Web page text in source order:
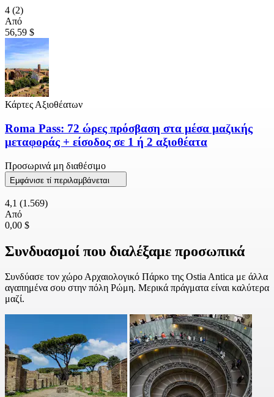
4 (2)
Από
56,59 $
Κάρτες Αξιοθέατων
Roma Pass: 72 ώρες πρόσβαση στα μέσα μαζικής
μεταφοράς + είσοδος σε 1 ή 2 αξιοθέατα
Προσωρινά μη διαθέσιμο
Εμφάνισε τί περιλαμβάνεται
4,1 (1.569)
Από
0,00 $
Συνδυασμοί που διαλέξαμε προσωπικά
Συνδύασε τον χώρο Αρχαιολογικό Πάρκο της Ostia Antica με άλλα
αγαπημένα σου στην πόλη Ρώμη. Μερικά πράγματα είναι καλύτερα
μαζί.